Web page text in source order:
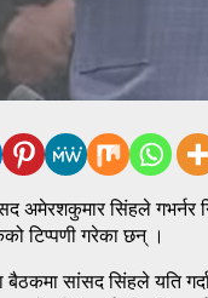
अमेरशकुमार सिंहले गभर्नर
टिप्पणी गरेका छन् ।
बैठकमा सांसद सिंहले यति